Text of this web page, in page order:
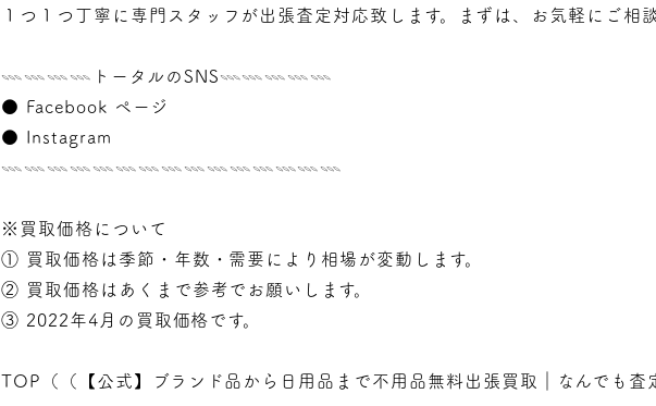
１つ１つ丁寧に専門スタッフが出張査定対応致します。まずは、お気軽にご相
𓇠𓇠𓇠𓇠トータルのSNS𓇠𓇠𓇠𓇠𓇠
● Facebook ページ
● Instagram
𓇠𓇠𓇠𓇠𓇠𓇠𓇠𓇠𓇠𓇠𓇠𓇠𓇠𓇠𓇠
※買取価格について
① 買取価格は季節・年数・需要により相場が変動します。
② 買取価格はあくまで参考でお願いします。
③ 2022年4月の買取価格です。
TOP（（ 【公式】ブランド品から日用品まで不用品無料出張買取｜なんでも査